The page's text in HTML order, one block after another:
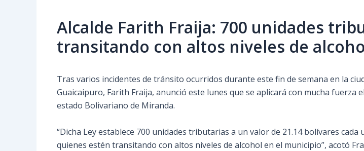
Alcalde Farith Fraija: 700 unidades
transitando con altos niveles de
Tras varios incidentes de tránsito ocurridos durante este fin de semana en la
Guaicaipuro, Farith Fraija, anunció este lunes que se aplicará con mucha fuerza
estado Bolivariano de Miranda.
“Dicha Ley establece 700 unidades tributarias a un valor de 21.14 bolívares
quienes estén transitando con altos niveles de alcohol en el municipio”, acotó